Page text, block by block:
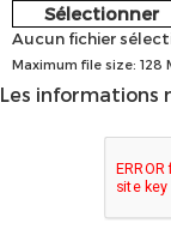
Sélectionner
Aucun fichier
Maximum file size: 128
Les informations